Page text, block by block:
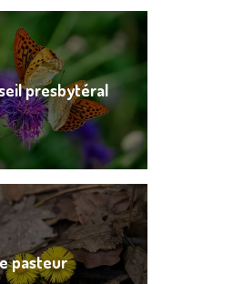
presbytéral
pasteur